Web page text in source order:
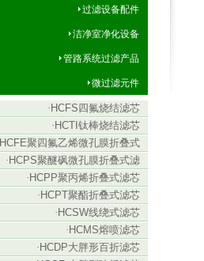
过滤设备配件
洁净室净化设备
管路系统过滤产品
微过滤元件
· HCFS四氟烧结滤芯
· HCTI钛棒烧结滤芯
HCFE聚四氟乙烯微孔膜折叠式
滤芯
· HCPS聚醚砜微孔膜折叠式滤
芯
· HCPP聚丙烯折叠式滤芯
· HCPT聚酯折叠式滤芯
· HCSW线绕式滤芯
· HCMS熔喷滤芯
· HCDP大胖形百折滤芯